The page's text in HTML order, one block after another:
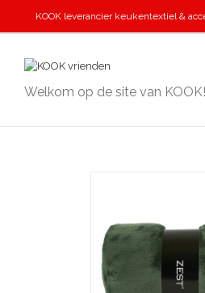
KOOK leverancier keukentextiel &
Welkom op de site van KOOK!